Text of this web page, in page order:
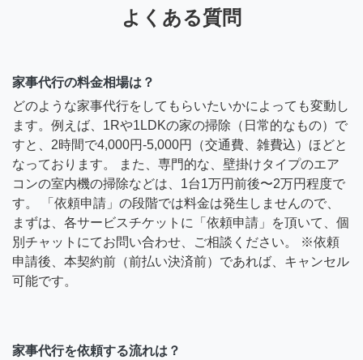
よくある質問
家事代行の料金相場は？
どのような家事代行をしてもらいたいかによっても変動し
ます。例えば、1Rや1LDKの家の掃除（日常的なもの）で
すと、2時間で4,000円-5,000円（交通費、雑費込）ほどと
なっております。 また、専門的な、壁掛けタイプのエア
コンの室内機の掃除などは、1台1万円前後〜2万円程度で
す。 「依頼申請」の段階では料金は発生しませんので、
まずは、各サービスチケットに「依頼申請」を頂いて、個
別チャットにてお問い合わせ、ご相談ください。 ※依頼
申請後、本契約前（前払い決済前）であれば、キャンセル
可能です。
家事代行を依頼する流れは？